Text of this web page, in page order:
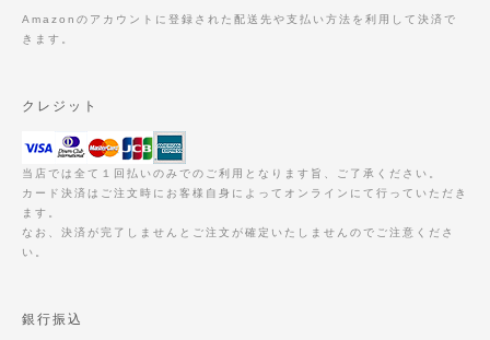
Amazonのアカウントに登録された配送先や支払い方法を利用して決済で
きます。
クレジット
当店では全て１回払いのみでのご利用となります旨、ご了承ください。
カード決済はご注文時にお客様自身によってオンラインにて行っていただき
ます。
なお、決済が完了しませんとご注文が確定いたしませんのでご注意くださ
い。
銀行振込